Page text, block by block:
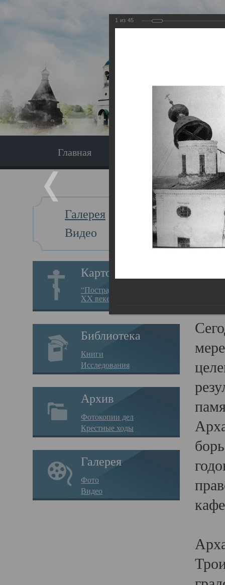
Главная Экскурсия
Галерея
Видео
Картотека
“Пострадавшие за веру в
XX веке на Севере”
Библиотека
Книги
Исследования
Архив
Фотокопии дел
Крестные ходы
Галерея
Фото
Видео
Главная
1 из 45